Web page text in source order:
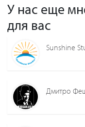
У нас еще
для вас
Sunshine
Дмитро